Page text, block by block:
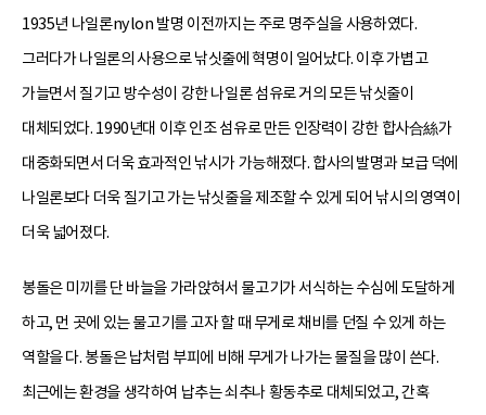
1935년 나일론nylon 발명 이전까지는 주로 명주실을 사용하였다.
그러다가 나일론의 사용으로 낚싯줄에 혁명이 일어났다. 이후 가볍고
가늘면서 질기고 방수성이 강한 나일론 섬유로 거의 모든 낚싯줄이
대체되었다. 1990년대 이후 인조 섬유로 만든 인장력이 강한 합사合絲가
대중화되면서 더욱 효과적인 낚시가 가능해졌다. 합사의 발명과 보급 덕에
나일론보다 더욱 질기고 가는 낚싯줄을 제조할 수 있게 되어 낚시의 영역이
더욱 넓어졌다.
봉돌은 미끼를 단 바늘을 가라앉혀서 물고기가 서식하는 수심에 도달하게
하고, 먼 곳에 있는 물고기를 고자 할 때 무게로 채비를 던질 수 있게 하는
역할을 다. 봉돌은 납처럼 부피에 비해 무게가 나가는 물질을 많이 쓴다.
최근에는 환경을 생각하여 납추는 쇠추나 황동추로 대체되었고, 간혹